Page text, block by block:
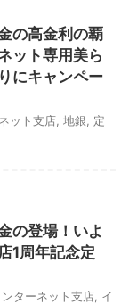
の高金利の覇
ット専用美ら
にキャンペー
ット支店 地銀
定
の登場！いよ
1周年記念定
ターネット支店 イ